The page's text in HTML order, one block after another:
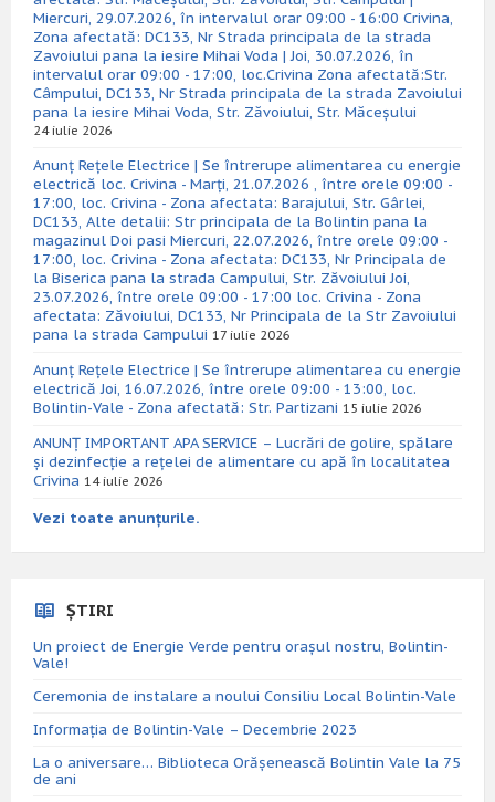
Miercuri, 29.07.2026, în intervalul orar 09:00 - 16:00 Crivina,
Zona afectată: DC133, Nr Strada principala de la strada
Zavoiului pana la iesire Mihai Voda | Joi, 30.07.2026, în
intervalul orar 09:00 - 17:00, loc.Crivina Zona afectată:Str.
Câmpului, DC133, Nr Strada principala de la strada Zavoiului
pana la iesire Mihai Voda, Str. Zăvoiului, Str. Măceșului
24 iulie 2026
Anunț Rețele Electrice | Se întrerupe alimentarea cu energie
electrică loc. Crivina - Marți, 21.07.2026 , între orele 09:00 -
17:00, loc. Crivina - Zona afectata: Barajului, Str. Gârlei,
DC133, Alte detalii: Str principala de la Bolintin pana la
magazinul Doi pasi Miercuri, 22.07.2026, între orele 09:00 -
17:00, loc. Crivina - Zona afectata: DC133, Nr Principala de
la Biserica pana la strada Campului, Str. Zăvoiului Joi,
23.07.2026, între orele 09:00 - 17:00 loc. Crivina - Zona
afectata: Zăvoiului, DC133, Nr Principala de la Str Zavoiului
pana la strada Campului 17 iulie 2026
Anunț Rețele Electrice | Se întrerupe alimentarea cu energie
electrică Joi, 16.07.2026, între orele 09:00 - 13:00, loc.
Bolintin-Vale - Zona afectată: Str. Partizani 15 iulie 2026
ANUNȚ IMPORTANT APA SERVICE – Lucrări de golire, spălare
și dezinfecție a rețelei de alimentare cu apă în localitatea
Crivina 14 iulie 2026
Vezi toate anunțurile.
ȘTIRI
Un proiect de Energie Verde pentru orașul nostru, Bolintin-
Vale!
Ceremonia de instalare a noului Consiliu Local Bolintin-Vale
Informația de Bolintin-Vale – Decembrie 2023
La o aniversare… Biblioteca Orăşenească Bolintin Vale la 75
de ani